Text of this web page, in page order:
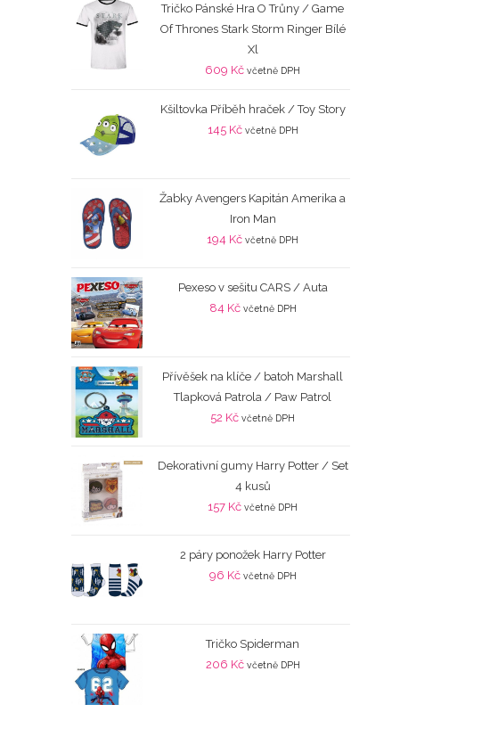
Tričko Pánské Hra O Trůny / Game
Of Thrones Stark Storm Ringer Bílé
Xl
609 Kč včetně DPH
Kšiltovka Příběh hraček / Toy Story
145 Kč včetně DPH
Žabky Avengers Kapitán Amerika a
Iron Man
194 Kč včetně DPH
Pexeso v sešitu CARS / Auta
84 Kč včetně DPH
Přívěšek na klíče / batoh Marshall
Tlapková Patrola / Paw Patrol
52 Kč včetně DPH
Dekorativní gumy Harry Potter / Set
4 kusů
157 Kč včetně DPH
2 páry ponožek Harry Potter
96 Kč včetně DPH
Tričko Spiderman
206 Kč včetně DPH